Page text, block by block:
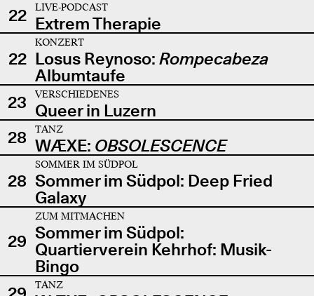
22
LIVE-PODCAST
Extrem Therapie
22
KONZERT
Losus Reynoso: Rompecabeza
Albumtaufe
23
VERSCHIEDENES
Queer in Luzern
28
TANZ
WÆXE: OBSOLESCENCE
28
SOMMER IM SÜDPOL
Sommer im Südpol: Deep Fried
Galaxy
29
ZUM MITMACHEN
Sommer im Südpol:
Quartierverein Kehrhof: Musik-
Bingo
TANZ